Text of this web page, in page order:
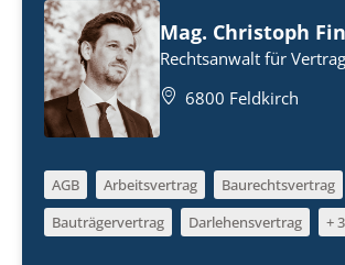
Mag. Christoph
Rechtsanwalt für
6800 Feldkirch
AGB Arbeitsvertrag
Baurechtsvertrag
Bauträgervertrag
Darlehensvertrag +